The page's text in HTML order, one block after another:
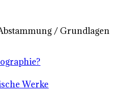
/ Grundlagen
Werke